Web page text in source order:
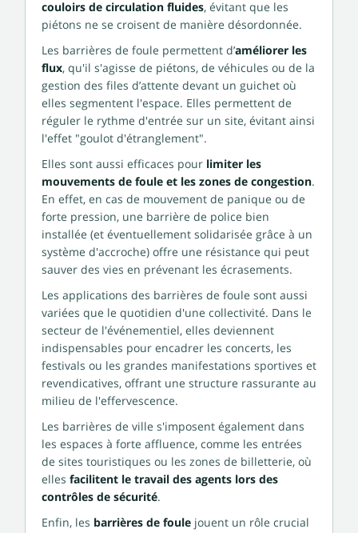
couloirs de circulation fluides, évitant que les
piétons ne se croisent de manière désordonnée.
Les barrières de foule permettent d’améliorer les
flux, qu'il s'agisse de piétons, de véhicules ou de la
gestion des files d’attente devant un guichet où
elles segmentent l'espace. Elles permettent de
réguler le rythme d'entrée sur un site, évitant ainsi
l'effet "goulot d'étranglement".
Elles sont aussi efficaces pour limiter les
mouvements de foule et les zones de congestion.
En effet, en cas de mouvement de panique ou de
forte pression, une barrière de police bien
installée (et éventuellement solidarisée grâce à un
système d'accroche) offre une résistance qui peut
sauver des vies en prévenant les écrasements.
Les applications des barrières de foule sont aussi
variées que le quotidien d'une collectivité. Dans le
secteur de l'événementiel, elles deviennent
indispensables pour encadrer les concerts, les
festivals ou les grandes manifestations sportives et
revendicatives, offrant une structure rassurante au
milieu de l'effervescence.
Les barrières de ville s'imposent également dans
les espaces à forte affluence, comme les entrées
de sites touristiques ou les zones de billetterie, où
elles facilitent le travail des agents lors des
contrôles de sécurité.
Enfin, les barrières de foule jouent un rôle crucial